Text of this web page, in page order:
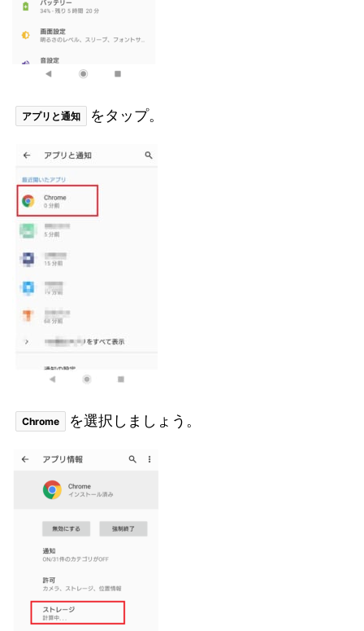
アプリと通知 をタップ。
Chrome を選択しましょう。